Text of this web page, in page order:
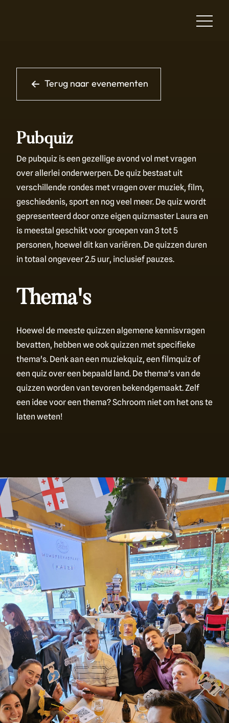
Terug naar evenementen
Pubquiz
De pubquiz is een gezellige avond vol met vragen
over allerlei onderwerpen. De quiz bestaat uit
verschillende rondes met vragen over muziek, film,
geschiedenis, sport en nog veel meer. De quiz wordt
gepresenteerd door onze eigen quizmaster Laura en
is meestal geschikt voor groepen van 3 tot 5
personen, hoewel dit kan variëren. De quizzen duren
in totaal ongeveer 2.5 uur, inclusief pauzes.
Thema's
Hoewel de meeste quizzen algemene kennisvragen
bevatten, hebben we ook quizzen met specifieke
thema's. Denk aan een muziekquiz, een filmquiz of
een quiz over een bepaald land. De thema's van de
quizzen worden van tevoren bekendgemaakt. Zelf
een idee voor een thema? Schroom niet om het ons te
laten weten!